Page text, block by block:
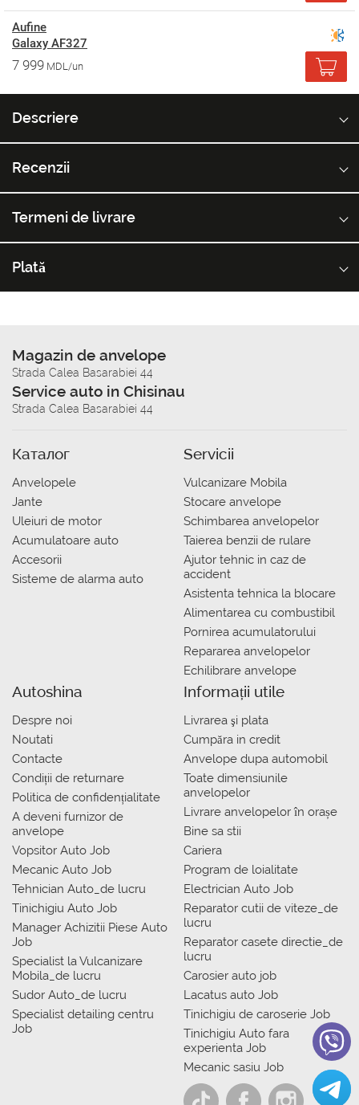
Aufine
Galaxy AF327
7 999 MDL/un
Descriere
Recenzii
Termeni de livrare
Plată
Magazin de anvelope
Strada Calea Basarabiei 44
Service auto in Chisinau
Strada Calea Basarabiei 44
Каталог
Anvelopele
Jante
Uleiuri de motor
Acumulatoare auto
Accesorii
Sisteme de alarma auto
Servicii
Vulcanizare Mobila
Stocare anvelope
Schimbarea anvelopelor
Taierea benzii de rulare
Ajutor tehnic in caz de
accident
Asistenta tehnica la blocare
Alimentarea cu combustibil
Pornirea acumulatorului
Repararea anvelopelor
Echilibrare anvelope
Autoshina
Despre noi
Noutati
Contacte
Condiții de returnare
Politica de confidențialitate
A deveni furnizor de
anvelope
Vopsitor Auto Job
Mecanic Auto Job
Tehnician Auto_de lucru
Tinichigiu Auto Job
Manager Achizitii Piese Auto
Job
Specialist la Vulcanizare
Mobila_de lucru
Sudor Auto_de lucru
Specialist detailing centru
Job
Informații utile
Livrarea şi plata
Сumpăra in credit
Anvelope dupa automobil
Toate dimensiunile
anvelopelor
Livrare anvelopelor în orașe
Bine sa stii
Cariera
Program de loialitate
Electrician Auto Job
Reparator cutii de viteze_de
lucru
Reparator casete directie_de
lucru
Carosier auto job
Lacatus auto Job
Tinichigiu de caroserie Job
Tinichigiu Auto fara
experienta Job
Mecanic sasiu Job